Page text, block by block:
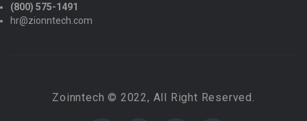
(800) 575-1491
hr@zionntech.com
Zoinntech © 2022, All Right Reserved.